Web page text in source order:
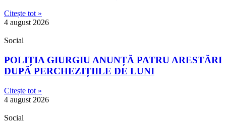
Citește tot »
4 august 2026
Social
POLIȚIA GIURGIU ANUNȚĂ PATRU ARESTĂRI
DUPĂ PERCHEZIȚIILE DE LUNI
Citește tot »
4 august 2026
Social